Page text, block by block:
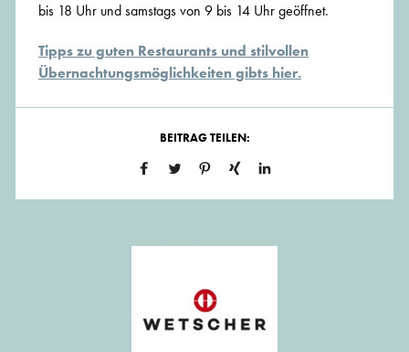
bis 18 Uhr und samstags von 9 bis 14 Uhr geöffnet.
Tipps zu guten Restaurants und stilvollen
Übernachtungsmöglichkeiten gibts hier.
BEITRAG TEILEN: